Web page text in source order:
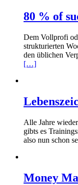
80 % of
Dem Vollprofi
strukturierten
den üblichen
[…]
Alle Jahre
gibts es
also nun schon
Money